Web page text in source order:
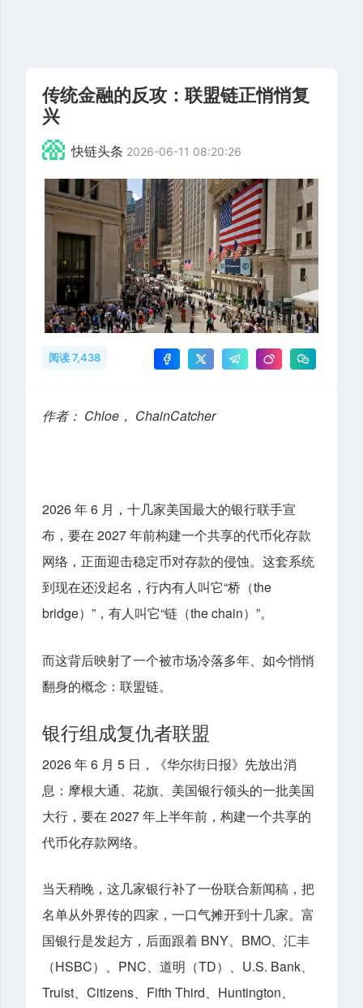
传统金融的反攻：联盟链正悄悄复
兴
快链头条 2026-06-11 08:20:26
阅读 7,438
作者： Chloe， ChainCatcher
2026 年 6 月，十几家美国最大的银行联手宣
布，要在 2027 年前构建一个共享的代币化存款
网络，正面迎击稳定币对存款的侵蚀。这套系统
到现在还没起名，行内有人叫它“桥（the
bridge）”，有人叫它“链（the chain）”。
而这背后映射了一个被市场冷落多年、如今悄悄
翻身的概念：联盟链。
银行组成复仇者联盟
2026 年 6 月 5 日，《华尔街日报》先放出消
息：摩根大通、花旗、美国银行领头的一批美国
大行，要在 2027 年上半年前，构建一个共享的
代币化存款网络。
当天稍晚，这几家银行补了一份联合新闻稿，把
名单从外界传的四家，一口气摊开到十几家。富
国银行是发起方，后面跟着 BNY、BMO、汇丰
（HSBC）、PNC、道明（TD）、U.S. Bank、
Truist、Citizens、Fifth Third、Huntington、